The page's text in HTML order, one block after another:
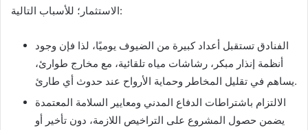
الاستثمار؛ للأسباب التالية:
الفنادق تستقبل أعداد كبيرة من الضيوف يوميًا، لذا فإن وجود
أنظمة إنذار مبكر، رشاشات مياه تلقائية، مع مخارج طوارئ،
يساهم في تقليل المخاطر وحماية الأرواح عند حدوث أي طارئ.
الالتزام باشتراطات الدفاع المدني ومعايير السلامة المعتمدة
يضمن حصول المشروع على التراخيص اللازمة، دون تأخير أو